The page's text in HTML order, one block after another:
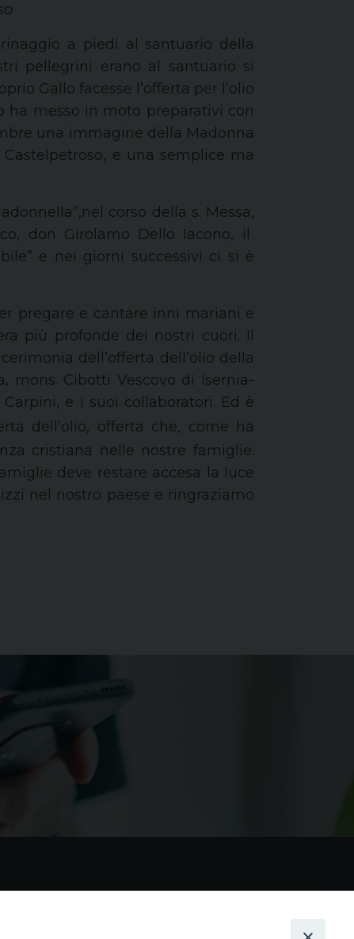
a piedi al santuario della
pellegrini erano al santuario si
Gallo facesse l’offerta per l’olio
ha messo in moto preparativi con
una immagine della Madonna
e una semplice ma
nel corso della s. Messa,
don Girolamo Dello Iacono,
il
e nei giorni successivi ci si è
pregare e cantare inni mariani e
più profonde dei nostri cuori. Il
dell’offerta dell’olio della
mons. Cibotti Vescovo di Isernia-
e i suoi collaboratori. Ed è
dell’olio, offerta che, come ha
nza cristiana nelle nostre famiglie.
deve restare accesa la luce
nel nostro paese e ringraziamo